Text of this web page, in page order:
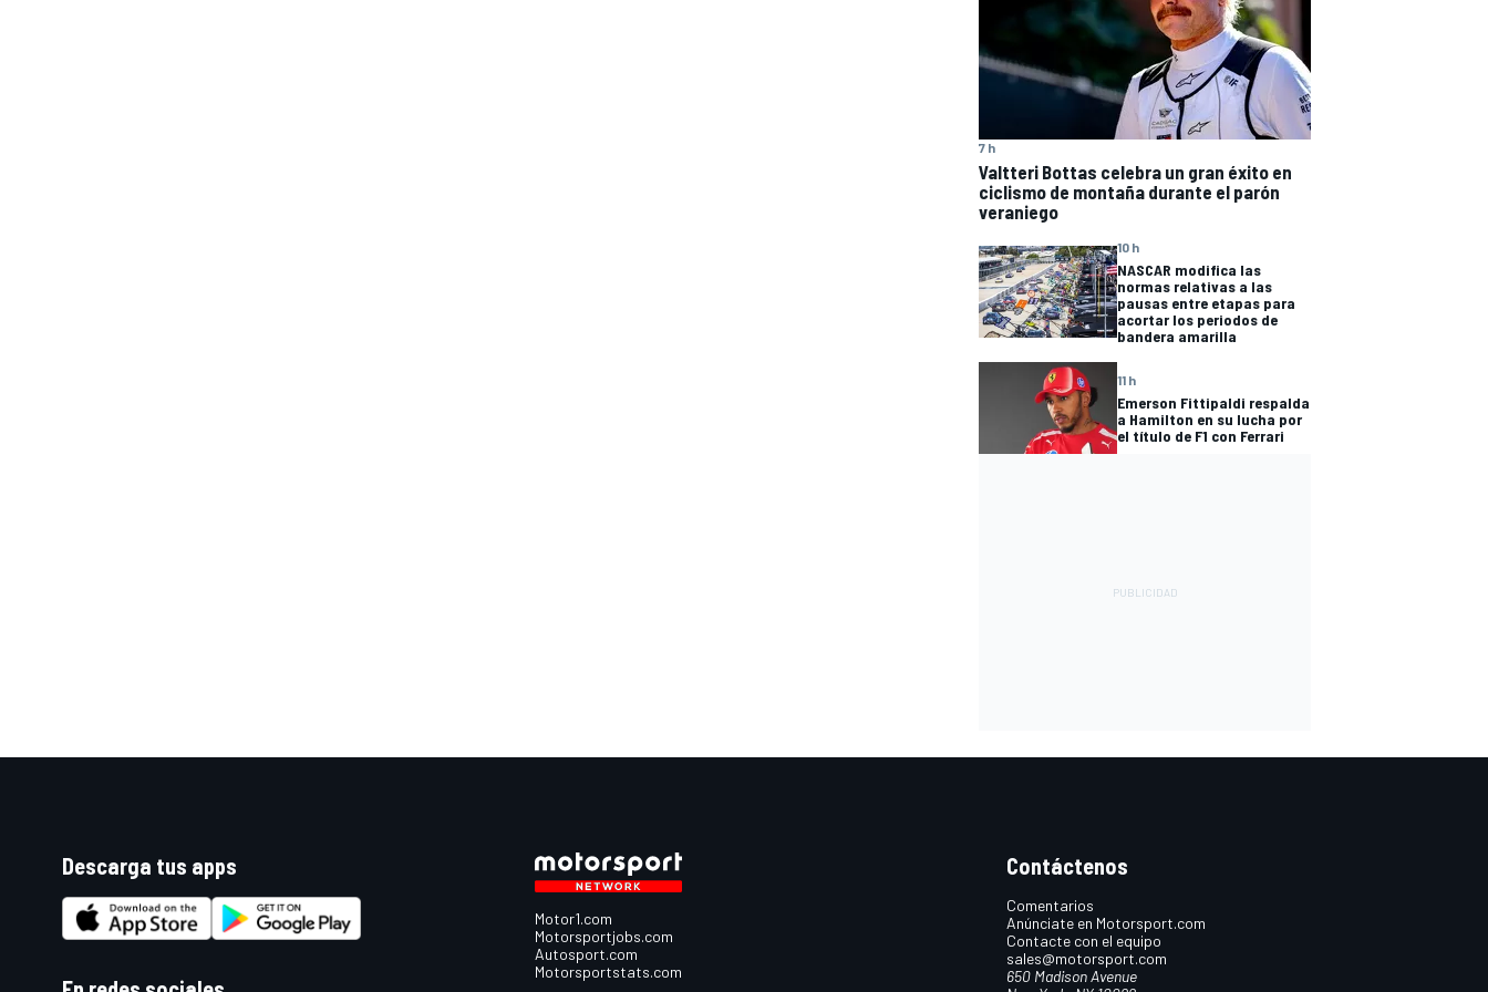
7 h
Valtteri Bottas celebra un gran éxito en
ciclismo de montaña durante el parón
veraniego
10 h
NASCAR modifica las
normas relativas a las
pausas entre etapas para
acortar los periodos de
bandera amarilla
11 h
Emerson Fittipaldi respalda
a Hamilton en su lucha por
el título de F1 con Ferrari
Descarga tus apps
Motor1.com
Motorsportjobs.com
Autosport.com
Motorsportstats.com
Contáctenos
Comentarios
Anúnciate en Motorsport.com
Contacte con el equipo
sales@motorsport.com
650 Madison Avenue